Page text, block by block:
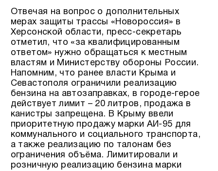
Отвечая на вопрос о дополнительных
мерах защиты трассы «Новороссия» в
Херсонской области, пресс-секретарь
отметил, что «за квалифицированным
ответом» нужно обращаться к местным
властям и Министерству обороны России.
Напомним, что ранее власти Крыма и
Севастополя ограничили реализацию
бензина на автозаправках, в городе-герое
действует лимит – 20 литров, продажа в
канистры запрещена. В Крыму ввели
приоритетную продажу марки АИ-95 для
коммунального и социального транспорта,
а также реализацию по талонам без
ограничения объёма. Лимитировали и
розничную реализацию бензина марки